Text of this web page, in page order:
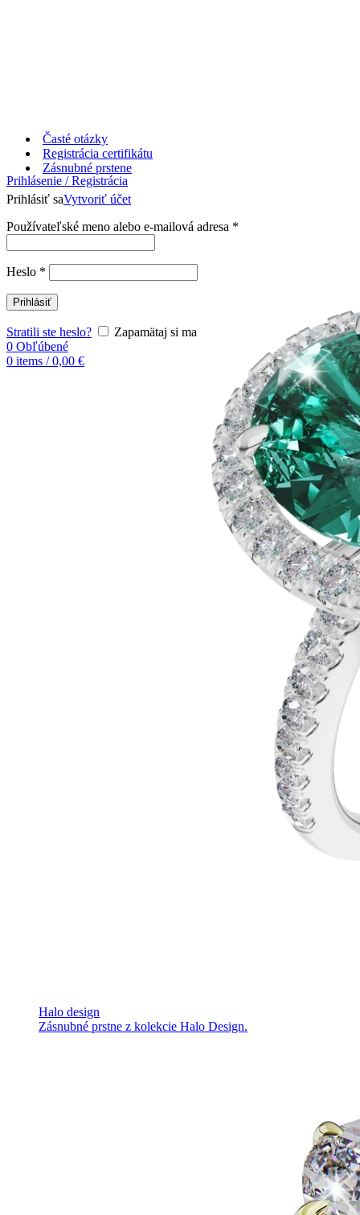
Časté otázky
Registrácia certifikátu
Prihlásenie / Registrácia
Prihlásiť saVytvoriť účet
Používateľské meno alebo e-mailová adresa *
Heslo *
Prihlásiť
Stratili ste heslo?
Zapamätaj si ma
0 Obľúbené
0 items / 0,00 €
Zásnubné prstene
Halo design
Zásnubné prstne z kolekcie Halo Design.